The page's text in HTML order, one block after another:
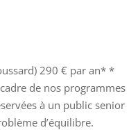
290 € par an* *
de nos programmes
à un public senior
d’équilibre.